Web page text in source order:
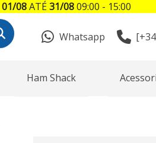
Whatsapp
Ham Shack
01/08ATÉ31/0809:00 - 15:00